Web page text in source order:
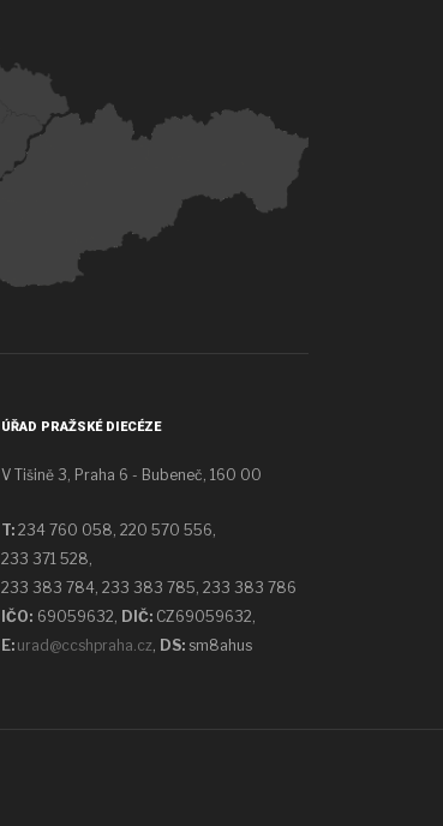
ÚŘAD PRAŽSKÉ DIECÉZE
V Tišině 3, Praha 6 - Bubeneč, 160 00
T: 234 760 058, 220 570 556,
233 371 528,
233 383 784, 233 383 785, 233 383 786
IČO: 69059632, DIČ: CZ69059632,
E: urad@ccshpraha.cz, DS: sm8ahus